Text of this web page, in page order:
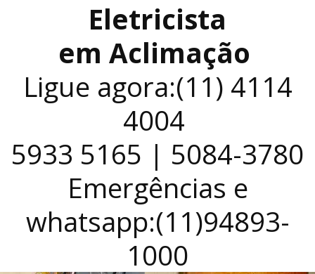
Eletricista
em Aclimação
Ligue agora:(11) 4114
4004
5933 5165 | 5084-3780
Emergências e
whatsapp:(11)94893-
1000